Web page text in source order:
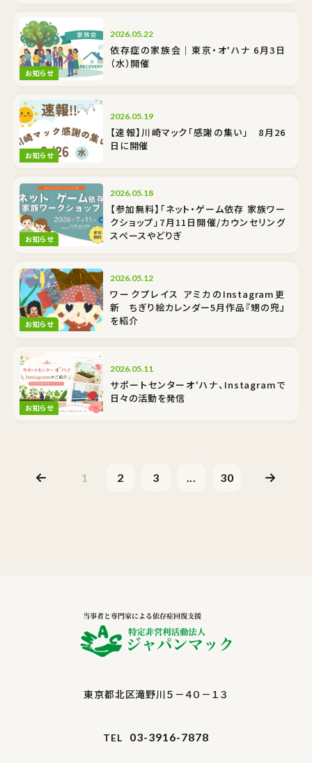
お知らせ
2026.05.22
依存症の家族会｜東京・オ'ハナ 6月3日
（水）開催
お知らせ
2026.05.19
【速報】川崎マック「感謝の集い」 8月26
日に開催
お知らせ
2026.05.18
【参加無料】「ネット・ゲーム依存 家族ワー
クショップ」7月11日開催/カウンセリング
スペースやどりぎ
お知らせ
2026.05.12
ワークプレイス アミカのInstagram更
新 ちぎり絵カレンダー5月作品『甥の兜』
を紹介
お知らせ
2026.05.11
サポートセンターオ'ハナ、Instagramで
日々の活動を発信
1 2 3 ... 30
東京都北区滝野川５－４０－１３
TEL 03-3916-7878